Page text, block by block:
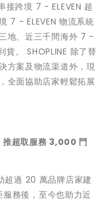
接跨境 7 - ELEVEN 超
7 - ELEVEN 物流系統
地、近三千間海外 7 -
貨。 SHOPLINE 除了替
方案及物流渠道外，現
全面協助店家輕鬆拓展
推超取服務 3,000 門
超過 20 萬品牌店家建
務後，至今也助力近